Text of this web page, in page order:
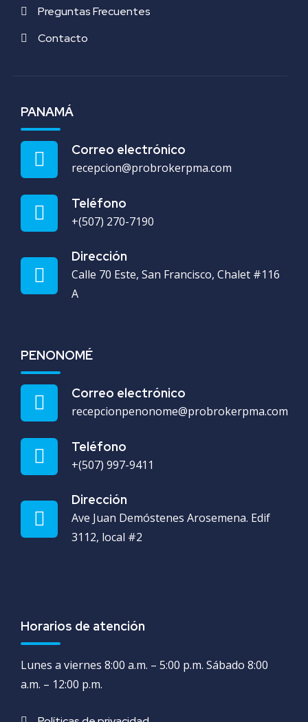
Preguntas Frecuentes
Contacto
PANAMÁ
Correo electrónico
recepcion@probrokerpma.com
Teléfono
+(507) 270-7190
Dirección
Calle 70 Este, San Francisco, Chalet #116
A
PENONOMÉ
Correo electrónico
recepcionpenonome@probrokerpma.com
Teléfono
+(507) 997-9411
Dirección
Ave Juan Demóstenes Arosemena. Edif
3112, local #2
Horarios de atención
Lunes a viernes 8:00 a.m. – 5:00 p.m. Sábado 8:00
a.m. – 12:00 p.m.